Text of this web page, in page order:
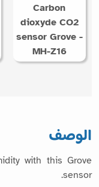
Carbon
dioxyde CO2
sensor Grove -
MH-Z16
الوصف
with this Grove
sensor.